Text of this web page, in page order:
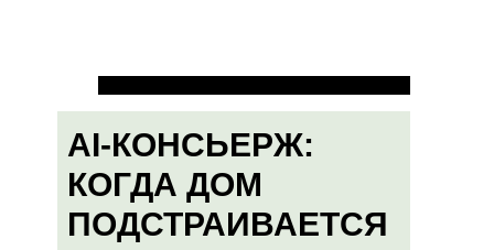
AI-КОНСЬЕРЖ:
КОГДА ДОМ
ПОДСТРАИВАЕТСЯ